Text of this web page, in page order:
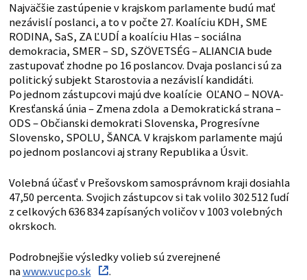
Najväčšie zastúpenie v krajskom parlamente budú mať
nezávislí poslanci, a to v počte 27. Koalíciu KDH, SME
RODINA, SaS, ZA ĽUDÍ a koalíciu Hlas – sociálna
demokracia, SMER – SD, SZÖVETSÉG – ALIANCIA bude
zastupovať zhodne po 16 poslancov. Dvaja poslanci sú za
politický subjekt Starostovia a nezávislí kandidáti.
Po jednom zástupcovi majú dve koalície OĽANO – NOVA-
Kresťanská únia – Zmena zdola a Demokratická strana –
ODS – Občianski demokrati Slovenska, Progresívne
Slovensko, SPOLU, ŠANCA. V krajskom parlamente majú
po jednom poslancovi aj strany Republika a Úsvit.
Volebná účasť v Prešovskom samosprávnom kraji dosiahla
47,50 percenta. Svojich zástupcov si tak volilo 302 512 ľudí
z celkových 636 834 zapísaných voličov v 1003 volebných
okrskoch.
Podrobnejšie výsledky volieb sú zverejnené
nawww.vucpo.sk .